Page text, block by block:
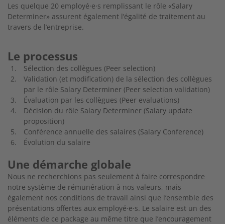
Les quelque 20 employé·e·s remplissant le rôle «Salary
Determiner» assurent également l’égalité de traitement au
travers de l’entreprise.
Le processus
Sélection des collègues (Peer selection)
Validation (et modification) de la sélection des collègues
par le rôle Salary Determiner (Peer selection validation)
Évaluation par les collègues (Peer evaluations)
Décision du rôle Salary Determiner (Salary update
proposition)
Conférence annuelle des salaires (Salary Conference)
Évolution du salaire
Une démarche globale
Nous ne recherchions pas seulement à faire correspondre
notre système de rémunération à nos valeurs, mais
également nos conditions de travail ainsi que l’ensemble des
présentations offertes aux employé·e·s. Le salaire est un des
éléments de ce package au même titre que l’encouragement